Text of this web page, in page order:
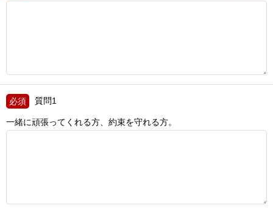
質問1
一緒に頑張ってくれる方、約束を守れる方。